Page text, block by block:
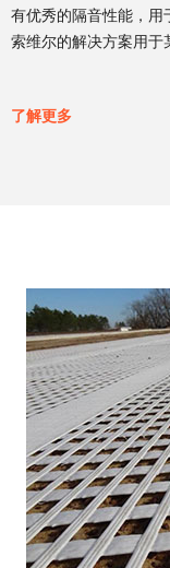
有优秀的隔音性能，用
索维尔的解决方案用于
了解更多